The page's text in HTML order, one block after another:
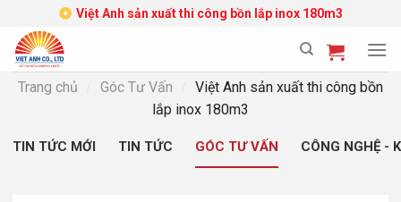
content
Việt Anh sản xuất thi công bồn lắp inox 180m3
Trang chủ Góc Tư Vấn
Việt Anh sản xuất thi công bồn
lắp inox 180m3
TIN TỨC MỚI TIN TỨC GÓC TƯ VẤN CÔNG NGHỆ -